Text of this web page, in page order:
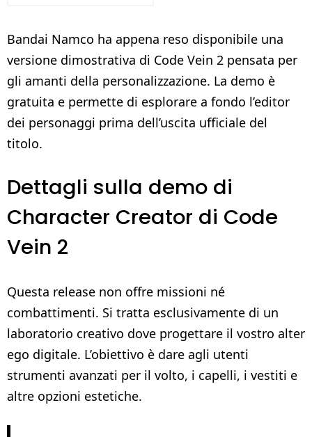
Bandai Namco ha appena reso disponibile una
versione dimostrativa di Code Vein 2 pensata per
gli amanti della personalizzazione. La demo è
gratuita e permette di esplorare a fondo l’editor
dei personaggi prima dell’uscita ufficiale del
titolo.
Dettagli sulla demo di
Character Creator di Code
Vein 2
Questa release non offre missioni né
combattimenti. Si tratta esclusivamente di un
laboratorio creativo dove progettare il vostro alter
ego digitale. L’obiettivo è dare agli utenti
strumenti avanzati per il volto, i capelli, i vestiti e
altre opzioni estetiche.